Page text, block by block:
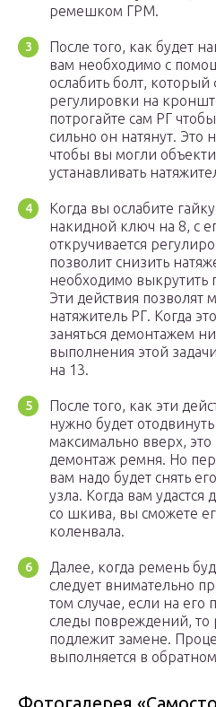
ремешком ГРМ.
После того, как будет
вам необходимо с
ослабить болт,
регулировки на
потрогайте сам РГ
сильно он натянут. Это
чтобы вы могли
устанавливать
Когда вы ослабите
накидной ключ на 8, с
откручивается
позволит снизить
необходимо выкрутить
Эти действия позволят
натяжитель РГ. Когда
заняться демонтажем
выполнения этой
на 13.
После того, как эти
нужно будет
максимально вверх,
демонтаж ремня. Но
вам надо будет снять
узла. Когда вам удастся
со шкива, вы сможете
коленвала.
Далее, когда ремень
следует внимательно
том случае, если на его
следы повреждений, то
подлежит замене.
выполняется в